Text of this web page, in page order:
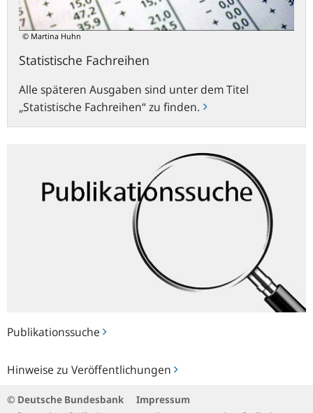
Publikationssuche
Hinweise zu Veröffentlichungen
zu
© Martina Huhn
Statistische Fachreihen
Alle späteren Ausgaben sind unter dem Titel
„Statistische Fachreihen“ zu finden.
© Deutsche Bundesbank
Impressum